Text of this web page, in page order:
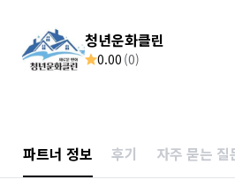
청년운화클린
0.00 (0)
파트너 정보 후기 자주 묻는 질